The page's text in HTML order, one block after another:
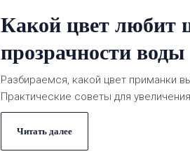
Какой цвет любит
прозрачности воды
Разбираемся, какой цвет приманки
Практические советы для
Читать далее